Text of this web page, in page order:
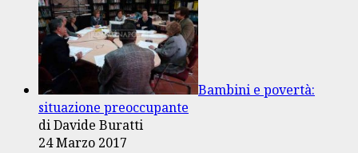
Bambini e povertà:
situazione preoccupante
di Davide Buratti
24 Marzo 2017